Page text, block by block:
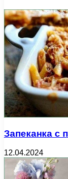
Запеканка с
12.04.2024